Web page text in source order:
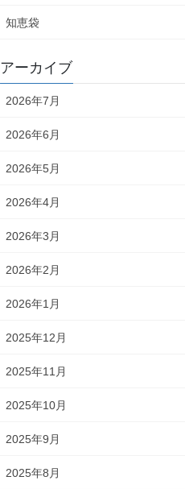
知恵袋
アーカイブ
2026年7月
2026年6月
2026年5月
2026年4月
2026年3月
2026年2月
2026年1月
2025年12月
2025年11月
2025年10月
2025年9月
2025年8月